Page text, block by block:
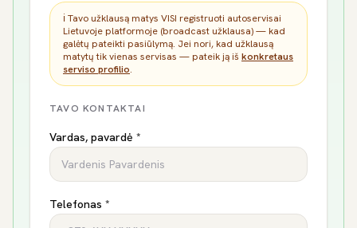
ℹ️ Tavo užklausą matys VISI registruoti autoservisai
Lietuvoje platformoje (broadcast užklausa) — kad
galėtų pateikti pasiūlymą. Jei nori, kad užklausą
matytų tik vienas servisas — pateik ją iš konkretaus
serviso profilio.
TAVO KONTAKTAI
Vardas, pavardė *
Telefonas *